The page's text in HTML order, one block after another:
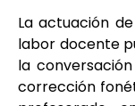
La actuación
labor docente
la
corrección